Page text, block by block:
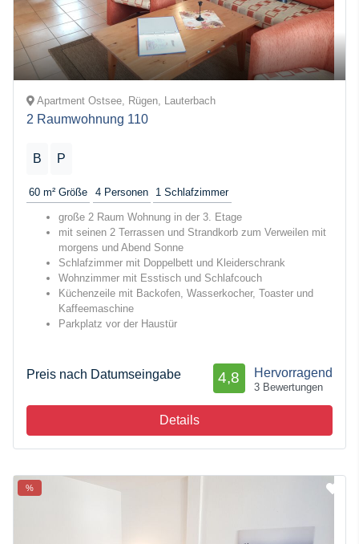
Apartment Ostsee, Rügen, Lauterbach
2 Raumwohnung 110
B P
60 m² Größe 4 Personen 1 Schlafzimmer
große 2 Raum Wohnung in der 3. Etage
mit seinen 2 Terrassen und Strandkorb zum Verweilen mit
morgens und Abend Sonne
Schlafzimmer mit Doppelbett und Kleiderschrank
Wohnzimmer mit Esstisch und Schlafcouch
Küchenzeile mit Backofen, Wasserkocher, Toaster und
Kaffeemaschine
Parkplatz vor der Haustür
Preis nach Datumseingabe Hervorragend
4,8
3 Bewertungen
Details
%